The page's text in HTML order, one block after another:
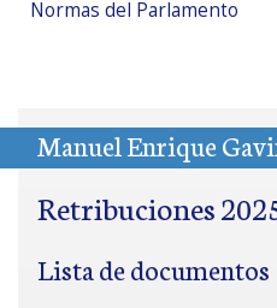
Normas del Parlamento
Manuel Enrique
Retribuciones
Lista de documentos